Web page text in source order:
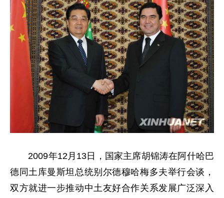
2009年12月13日，国家主席胡锦涛在阿什哈巴
德同土库曼斯坦总统别尔德穆哈梅多夫举行会谈，
双方就进一步推动中土友好合作关系发展广泛深入